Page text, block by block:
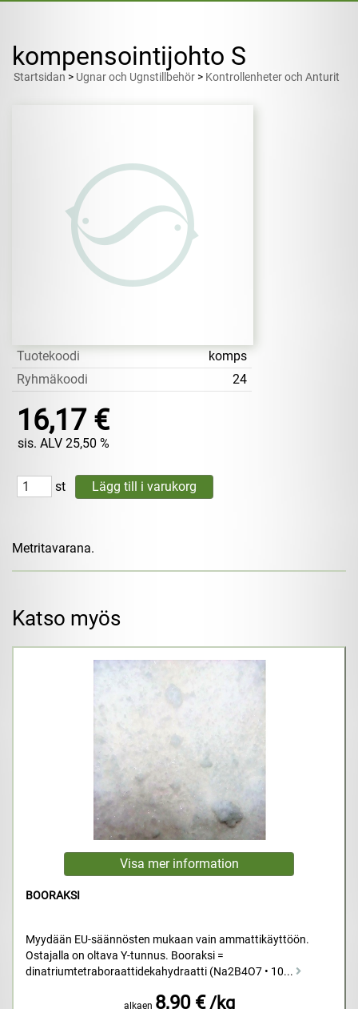
kompensointijohto S
Startsidan > Ugnar och Ugnstillbehör > Kontrollenheter och Anturit
Tuotekoodi
komps
Ryhmäkoodi
24
16,17 €
sis. ALV 25,50 %
st
Metritavarana.
Katso myös
BOORAKSI
Myydään EU-säännösten mukaan vain ammattikäyttöön.
Ostajalla on oltava Y-tunnus. Booraksi =
dinatriumtetraboraattidekahydraatti (Na2B4O7 • 10...
alkaen 8,90 € /kg